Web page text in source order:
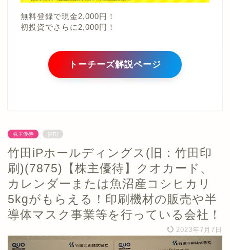
無料登録で現金2,000円！
初投資でさらに2,000円！
トーチーズ解説ページ
株主優待 [PR]
竹田iPホールディングス(旧：竹田印
刷)(7875)【株主優待】クオカード、
カレンダーまたは魚沼産コシヒカリ
5kgがもらえる！印刷機材の販売や半
導体マスク事業等を行っている会社！
2023年7月7日